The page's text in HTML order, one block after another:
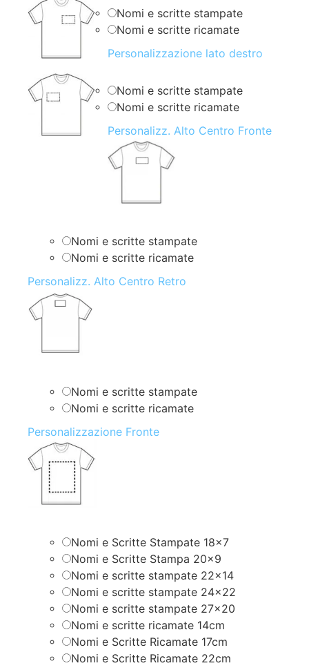
Nomi e scritte stampate
Nomi e scritte ricamate
Personalizzazione lato destro
Nomi e scritte stampate
Nomi e scritte ricamate
Personalizz. Alto Centro Fronte
Nomi e scritte stampate
Nomi e scritte ricamate
Personalizz. Alto Centro Retro
Nomi e scritte stampate
Nomi e scritte ricamate
Personalizzazione Fronte
Nomi e Scritte Stampate 18×7
Nomi e Scritte Stampa 20×9
Nomi e scritte stampate 22×14
Nomi e scritte stampate 24×22
Nomi e scritte stampate 27×20
Nomi e scritte ricamate 14cm
Nomi e Scritte Ricamate 17cm
Nomi e Scritte Ricamate 22cm